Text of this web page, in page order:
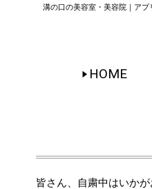
溝の口の美容室・美容院｜アプ
HOME
皆さん、自粛中はいか